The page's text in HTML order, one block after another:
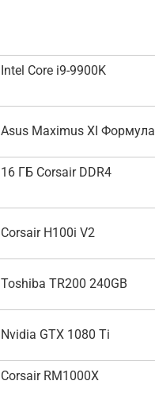
Intel Core i9-9900K
Asus Maximus XI Формула
16 ГБ Corsair DDR4
Corsair H100i V2
Toshiba TR200 240GB
Nvidia GTX 1080 Ti
Corsair RM1000X